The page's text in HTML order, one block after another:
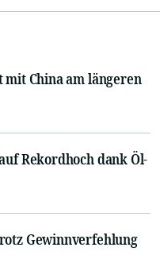
China am längeren
Rekordhoch dank Öl-
Gewinnverfehlung